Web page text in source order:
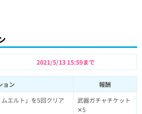
2021/5/13 15:59まで
ョン
報酬
エルト」を5回クリア
武器ガチャチケット
✕5